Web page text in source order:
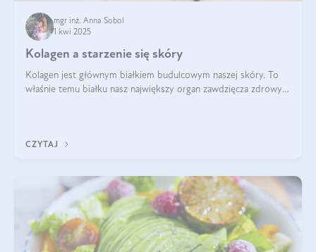
mgr inż. Anna Sobol
1 kwi 2025
Kolagen a starzenie się skóry
Kolagen jest głównym białkiem budulcowym naszej skóry. To
właśnie temu białku nasz największy organ zawdzięcza zdrowy
CZYTAJ